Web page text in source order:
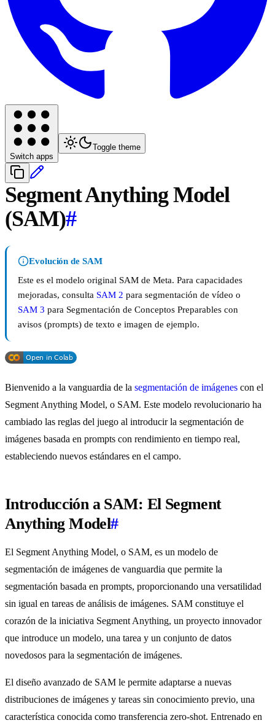
Switch apps
Toggle theme
Segment Anything Model
(SAM)#
Evolución de SAM
Este es el modelo original SAM de Meta. Para capacidades
mejoradas, consulta SAM 2 para segmentación de vídeo o
SAM 3 para Segmentación de Conceptos Preparables con
avisos (prompts) de texto e imagen de ejemplo.
Bienvenido a la vanguardia de la segmentación de imágenes con el
Segment Anything Model, o SAM. Este modelo revolucionario ha
cambiado las reglas del juego al introducir la segmentación de
imágenes basada en prompts con rendimiento en tiempo real,
estableciendo nuevos estándares en el campo.
Introducción a SAM: El Segment
Anything Model#
El Segment Anything Model, o SAM, es un modelo de
segmentación de imágenes de vanguardia que permite la
segmentación basada en prompts, proporcionando una versatilidad
sin igual en tareas de análisis de imágenes. SAM constituye el
corazón de la iniciativa Segment Anything, un proyecto innovador
que introduce un modelo, una tarea y un conjunto de datos
novedosos para la segmentación de imágenes.
El diseño avanzado de SAM le permite adaptarse a nuevas
distribuciones de imágenes y tareas sin conocimiento previo, una
característica conocida como transferencia zero-shot. Entrenado en